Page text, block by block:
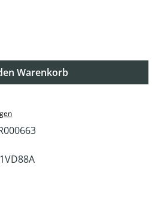
Gib den gewünschten
Warenkorb
1VD88A